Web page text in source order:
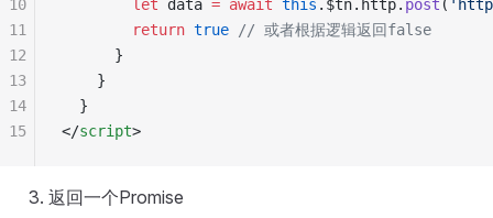
        let
data = await this .$tn.http. post (
        return
true // 或者根据逻辑返回false
      }
    }
  }
</script>
10
11
12
13
14
15
返回一个Promise